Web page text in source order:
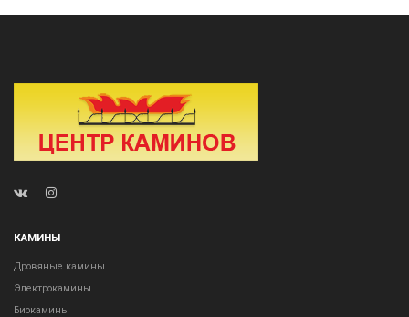
КАМИНЫ
Дровяные камины
Электрокамины
Биокамины